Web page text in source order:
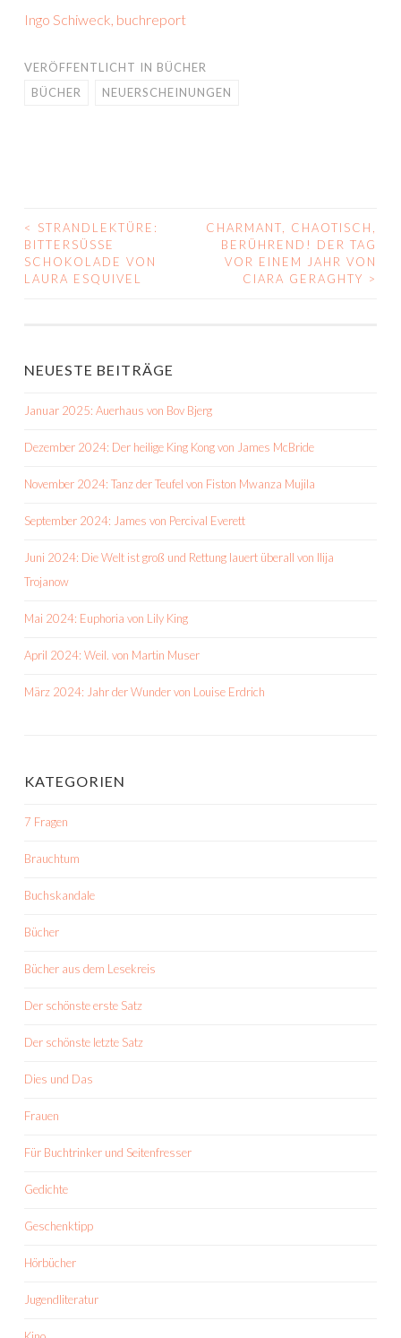
Ingo Schiweck, buchreport
VERÖFFENTLICHT IN BÜCHER
BÜCHER
NEUERSCHEINUNGEN
BEITRAGS-
NAVIGATION
<
STRANDLEKTÜRE:
BITTERSÜSSE S
CHOKOLADE VON L
AURA ESQUIVEL
CHARMANT, CHAOTISCH,
BERÜHREND! DER TAG
VOR EINEM JAHR VON
CIARA GERAGHTY >
NEUESTE BEITRÄGE
Januar 2025: Auerhaus von Bov Bjerg
Dezember 2024: Der heilige King Kong von James McBride
November 2024: Tanz der Teufel von Fiston Mwanza Mujila
September 2024: James von Percival Everett
Juni 2024: Die Welt ist groß und Rettung lauert überall von Ilija
Trojanow
Mai 2024: Euphoria von Lily King
April 2024: Weil. von Martin Muser
März 2024: Jahr der Wunder von Louise Erdrich
KATEGORIEN
7 Fragen
Brauchtum
Buchskandale
Bücher
Bücher aus dem Lesekreis
Der schönste erste Satz
Der schönste letzte Satz
Dies und Das
Frauen
Für Buchtrinker und Seitenfresser
Gedichte
Geschenktipp
Hörbücher
Jugendliteratur